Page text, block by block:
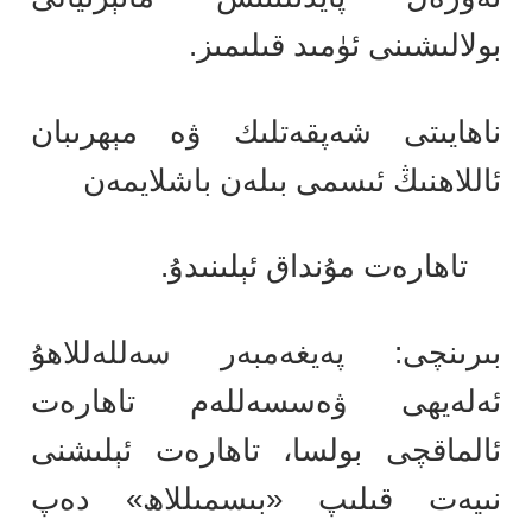
بولالىشىنى ئۈمىد قىلىمىز.
ناھايىتى شەپقەتلىك ۋە مېھرىبان
ئاللاھنىڭ ئىسمى بىلەن باشلايمەن
تاھارەت مۇنداق ئېلىنىدۇ.
بىرىنچى: پەيغەمبەر سەللەللاھۇ
ئەلەيھى ۋەسسەللەم تاھارەت
ئالماقچى بولسا، تاھارەت ئېلىشنى
نىيەت قىلىپ «بىسمىللاھ» دەپ